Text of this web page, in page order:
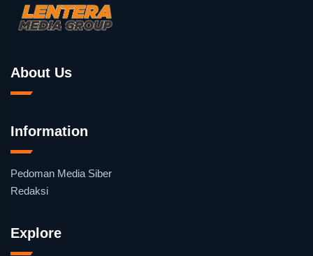
About Us
Information
Pedoman Media Siber
Redaksi
Explore